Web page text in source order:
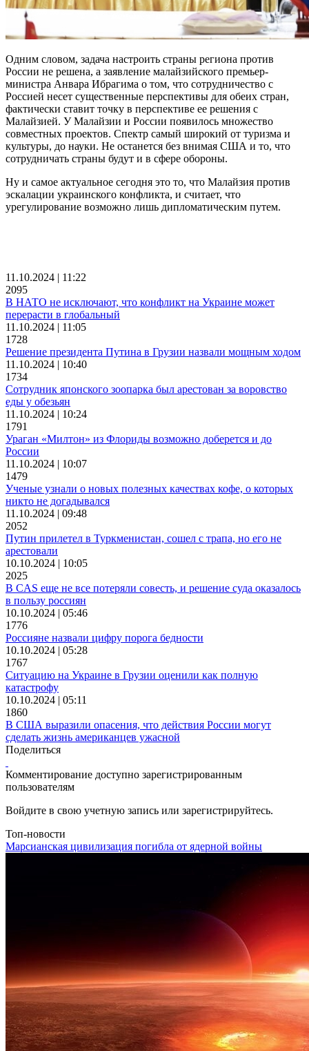
Одним словом, задача настроить страны региона против
России не решена, а заявление малайзийского премьер-
министра Анвара Ибрагима о том, что сотрудничество с
Россией несет существенные перспективы для обеих стран,
фактически ставит точку в перспективе ее решения с
Малайзией. У Малайзии и России появилось множество
совместных проектов. Спектр самый широкий от туризма и
культуры, до науки. Не останется без внимая США и то, что
сотрудничать страны будут и в сфере обороны.
Ну и самое актуальное сегодня это то, что Малайзия против
эскалации украинского конфликта, и считает, что
урегулирование возможно лишь дипломатическим путем.
11.10.2024 | 11:22
2095
В НАТО не исключают, что конфликт на Украине может
перерасти в глобальный
11.10.2024 | 11:05
1728
Решение президента Путина в Грузии назвали мощным ходом
11.10.2024 | 10:40
1734
Сотрудник японского зоопарка был арестован за воровство
еды у обезьян
11.10.2024 | 10:24
1791
Ураган «Милтон» из Флориды возможно доберется и до
России
11.10.2024 | 10:07
1479
Ученые узнали о новых полезных качествах кофе, о которых
никто не догадывался
11.10.2024 | 09:48
2052
Путин прилетел в Туркменистан, сошел с трапа, но его не
арестовали
10.10.2024 | 10:05
2025
В CAS еще не все потеряли совесть, и решение суда оказалось
в пользу россиян
10.10.2024 | 05:46
1776
Россияне назвали цифру порога бедности
10.10.2024 | 05:28
1767
Ситуацию на Украине в Грузии оценили как полную
катастрофу
10.10.2024 | 05:11
1860
В США выразили опасения, что действия России могут
сделать жизнь американцев ужасной
Поделиться
Комментирование доступно зарегистрированным
пользователям
Войдите в свою учетную запись или зарегистрируйтесь.
Топ-новости
Марсианская цивилизация погибла от ядерной войны